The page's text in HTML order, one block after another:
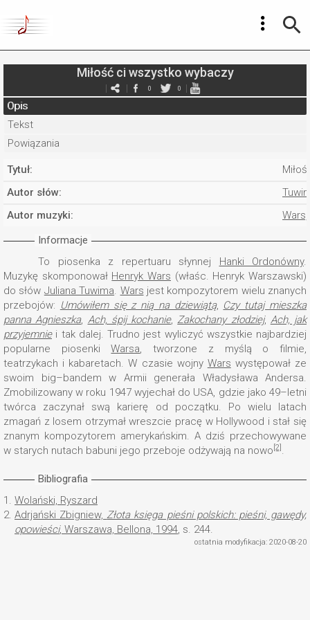
Miłość ci wszystko wybaczy
0 0
Opis
Tekst
Powiązania
Tytuł:
Autor słów:
Autor muzyki:
Informacje
To piosenka z repertuaru słynnej Hanki Ordonówny.
Muzykę skomponował Henryk Wars (właśc. Henryk Warszawski)
do słów Juliana Tuwima. Wars jest kompozytorem wielu znanych
przebojów: Umówiłem się z nią na dziewiątą, Czy tutaj mieszka
panna Agnieszka, Ach, śpij kochanie,Zakochany złodziej, Ach, jak
przyjemniei tak dalej. Trudno jest wyliczyć wszystkie najbardziej
popularne piosenkiWarsa, tworzone z myślą o filmie,
teatrzykach i kabaretach. W czasie wojny Wars występował ze
swoim big–bandem w Armii generała Władysława Andersa.
Zmobilizowany w roku 1947 wyjechał do USA, gdzie jako 49–letni
twórca zaczynał swą karierę od początku. Po wielu latach
zmagań z losem otrzymał wreszcie pracę w Hollywood i stał się
znanym kompozytorem amerykańskim. A dziś przechowywane
w starych nutach babuni jego przeboje odżywają na nowo [2] .
Bibliografia
1. Wolański, Ryszard
2. Adrjański Zbigniew,Złota księga pieśni polskich: pieśni, gawędy,
opowieści, Warszawa, Bellona, 1994, s. 244.
ostatnia modyfikacja: 2020-08-20